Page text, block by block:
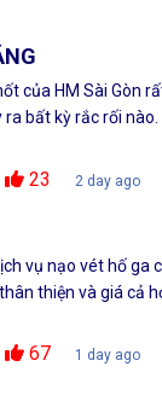
của HM Sài Gòn
bất kỳ rắc rối
23 2 day ago
vụ nạo vét hố ga
thiện và giá cả
67 1 day ago